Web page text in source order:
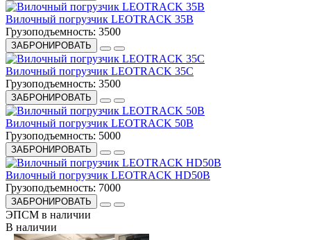
Вилочный погрузчик LEOTRACK 35B
Грузоподъемность: 3500
ЗАБРОНИРОВАТЬ
Вилочный погрузчик LEOTRACK 35С
Грузоподъемность: 3500
ЗАБРОНИРОВАТЬ
Вилочный погрузчик LEOTRACK 50B
Грузоподъемность: 5000
ЗАБРОНИРОВАТЬ
Вилочный погрузчик LEOTRACK HD50B
Грузоподъемность: 7000
ЗАБРОНИРОВАТЬ
ЭПСМ в наличии
В наличии